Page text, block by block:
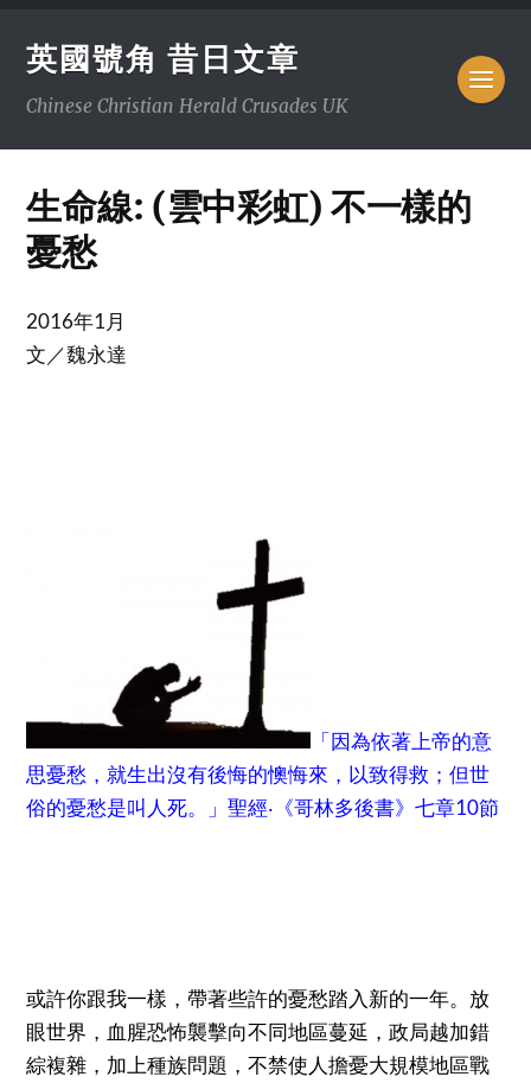
英國號角 昔日文章
Chinese Christian Herald Crusades UK
生命線: (雲中彩虹) 不一樣的
憂愁
2016年1月
文／魏永達
「因為依著上帝的意
思憂愁，就生出沒有後悔的懊悔來，以致得救；但世
俗的憂愁是叫人死。」聖經‧《哥林多後書》七章10節
或許你跟我一樣，帶著些許的憂愁踏入新的一年。放
眼世界，血腥恐怖襲擊向不同地區蔓延，政局越加錯
綜複雜，加上種族問題，不禁使人擔憂大規模地區戰